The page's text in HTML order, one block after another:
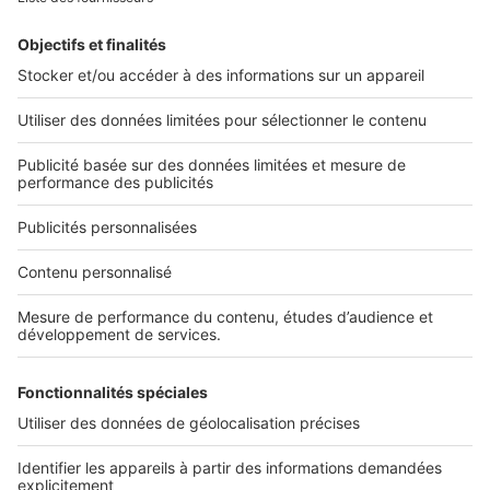
L'ENTREPRISE
Qui sommes-nous ?
Nous contacter
Nous recrutons
NOS APPLICATIONS
Découvrez nos applications
Tous nos services pro
Accès client
Mes annonces sur SeLoger